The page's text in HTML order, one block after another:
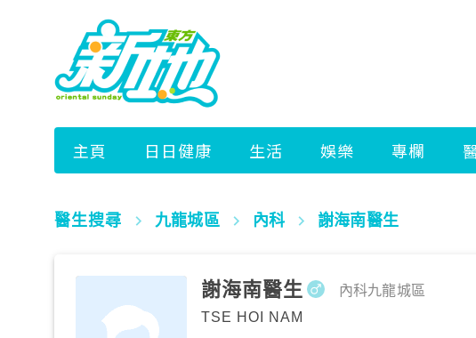
醫生搜尋 九龍城區 內科 謝海南醫生
謝海南醫生
TSE HOI NAM
內科九龍城區